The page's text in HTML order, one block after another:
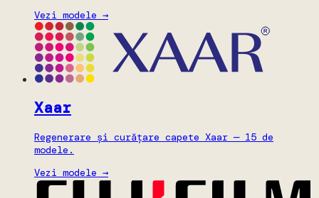
Vezi modele →
Xaar
Regenerare și curățare capete Xaar — 15 de
modele.
Vezi modele →